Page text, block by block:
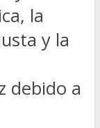
la
y la
debido a